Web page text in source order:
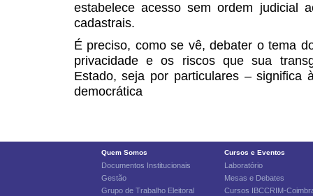
estabelece acesso sem ordem judicial
cadastrais.
É preciso, como se vê, debater o tema
privacidade e os riscos que sua
Estado, seja por particulares – significa
democrática
Quem Somos
Documentos Institucionais
Gestão
Grupo de Trabalho Eleitoral
Cursos e Eventos
Laboratório
Mesas e Debates
Cursos IBCCRIM-